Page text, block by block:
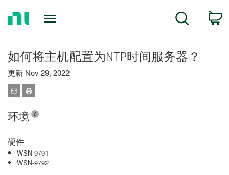
Search
如何将主机配置为NTP时间服务器？
更新 Nov 29, 2022
环境
硬件
WSN-9791
WSN-9792